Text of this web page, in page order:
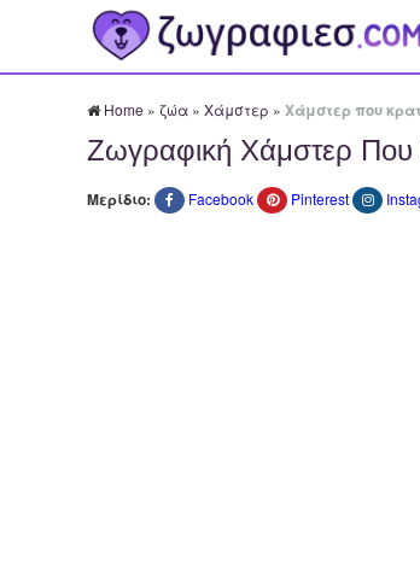
Home » ζώα » Χάμστερ » Χάμστερ που
Ζωγραφική Χάμστερ Που
Μερίδιο: Facebook Pinterest